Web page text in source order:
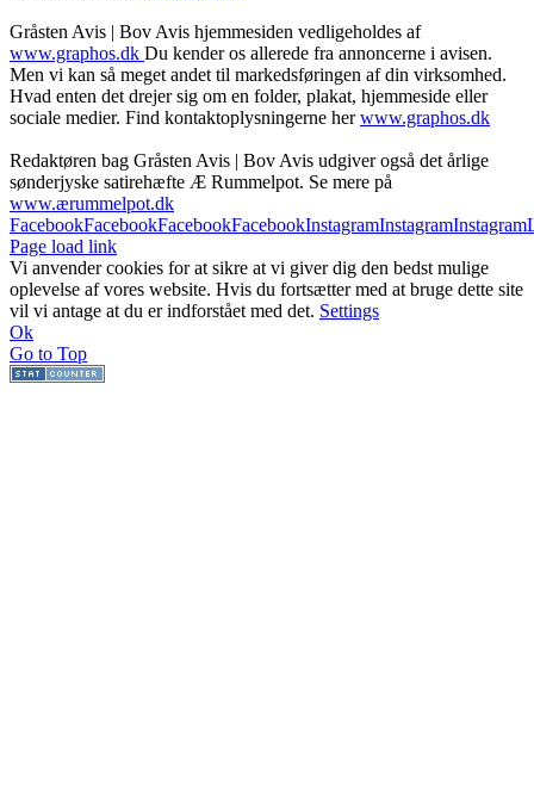
Gråsten Avis | Bov Avis hjemmesiden vedligeholdes af
www.graphos.dk Du kender os allerede fra annoncerne i avisen.
Men vi kan så meget andet til markedsføringen af din virksomhed.
Hvad enten det drejer sig om en folder, plakat, hjemmeside eller
sociale medier. Find kontaktoplysningerne herwww.graphos.dk
Redaktøren bag Gråsten Avis | Bov Avis udgiver også det årlige
sønderjyske satirehæfte Æ Rummelpot. Se mere på
www.ærummelpot.dk
FacebookFacebookFacebookFacebookInstagramInstagramInstagram
Page load link
Vi anvender cookies for at sikre at vi giver dig den bedst mulige
oplevelse af vores website. Hvis du fortsætter med at bruge dette site
vil vi antage at du er indforstået med det. Settings
Ok
Go to Top